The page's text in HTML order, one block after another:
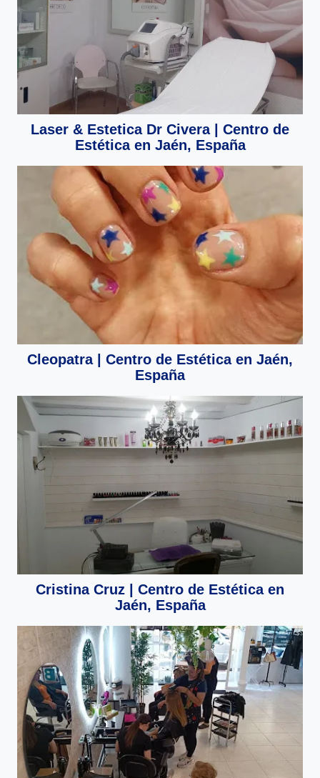
Laser & Estetica Dr Civera | Centro de
Estética en Jaén, España
Cleopatra | Centro de Estética en Jaén,
España
Cristina Cruz | Centro de Estética en
Jaén, España